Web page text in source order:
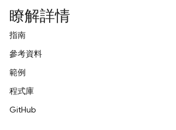
瞭解詳情
指南
參考資料
範例
程式庫
GitHub